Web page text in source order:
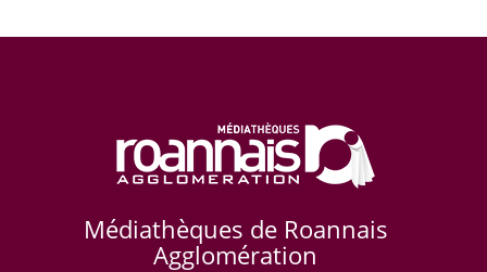
Médiathèques de Roannais
Agglomération